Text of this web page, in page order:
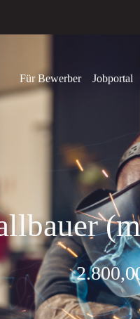
Für Bewerber Jobportal